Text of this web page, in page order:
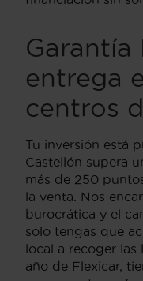
Garantía
entrega
centros
Tu inversión está
Castellón supera
más de 250
la venta. Nos
burocrática y el
solo tengas que
local a recoger las
año de Flexicar,